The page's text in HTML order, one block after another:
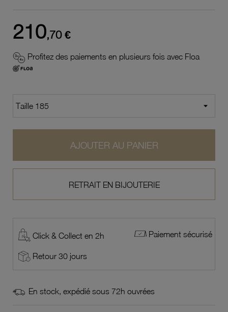
210,70 €
Profitez des paiements en plusieurs fois avec Floa
AJOUTER AU PANIER
RETRAIT EN BIJOUTERIE
Click & Collect en 2h Paiement sécurisé
Retour 30 jours
En stock, expédié sous 72h ouvrées